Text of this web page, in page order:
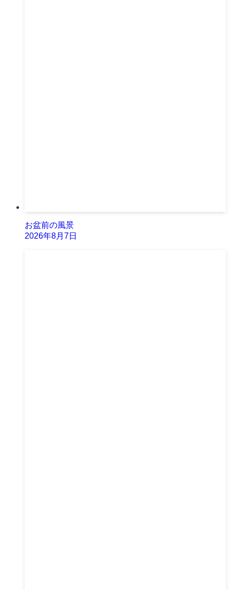
お盆前の風景
2026年8月7日